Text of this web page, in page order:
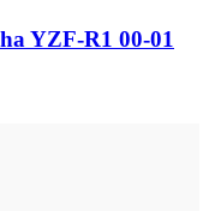
YZF-R1 00-01